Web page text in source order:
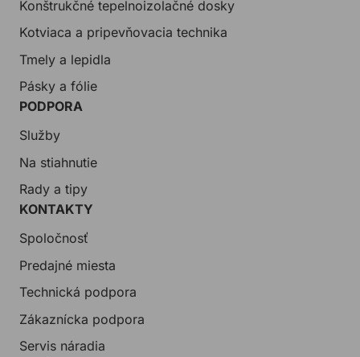
Konštrukčné tepelnoizolačné dosky
Kotviaca a pripevňovacia technika
Tmely a lepidla
Pásky a fólie
PODPORA
Služby
Na stiahnutie
Rady a tipy
KONTAKTY
Spoločnosť
Predajné miesta
Technická podpora
Zákaznícka podpora
Servis náradia